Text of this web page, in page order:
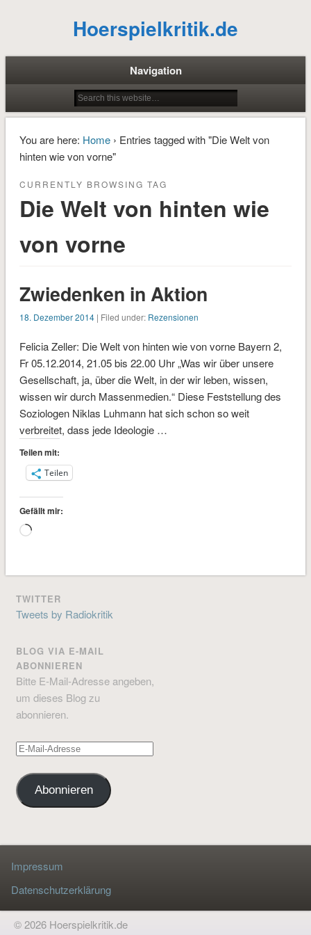
Hoerspielkritik.de
Navigation
You are here: Home› Entries tagged with "Die Welt von
hinten wie von vorne"
CURRENTLY BROWSING TAG
Die Welt von hinten wie
von vorne
Zwiedenken in Aktion
18. Dezember 2014| Filed under: Rezensionen
Felicia Zeller: Die Welt von hinten wie von vorne Bayern 2,
Fr 05.12.2014, 21.05 bis 22.00 Uhr „Was wir über unsere
Gesellschaft, ja, über die Welt, in der wir leben, wissen,
wissen wir durch Massenmedien.“ Diese Feststellung des
Soziologen Niklas Luhmann hat sich schon so weit
verbreitet, dass jede Ideologie …
Teilen mit:
Teilen
Gefällt mir:
Wird
TWITTER
Tweets by Radiokritik
BLOG VIA E-MAIL
ABONNIEREN
Bitte E-Mail-Adresse angeben,
um dieses Blog zu
abonnieren.
E-
Adresse
Abonnieren
Impressum
Datenschutzerklärung
© 2026 Hoerspielkritik.de